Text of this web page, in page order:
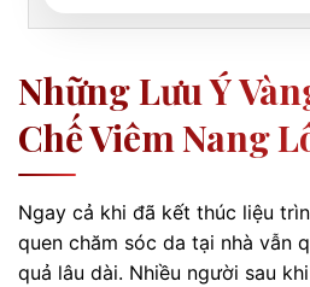
Những Lưu Ý
Chế Viêm Nang
Ngay cả khi đã kết thúc liệu
quen chăm sóc da tại nhà vẫn
quả lâu dài. Nhiều người sau